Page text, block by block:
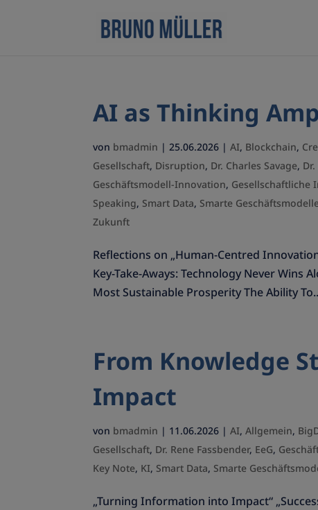
AI as Thinking
von bmadmin |25.06.2026 |AI, Blockchain,
Gesellschaft, Disruption, Dr. Charles Savage,
Geschäftsmodell-Innovation, Gesellschaftliche
Speaking, Smart Data, Smarte Geschäftsmodelle
Zukunft
Reflections on „Human-Centred
Key-Take-Aways: Technology Never Wins
Most Sustainable Prosperity The Ability
From Knowledge
Impact
von bmadmin | 11.06.2026 |AI,Allgemein,
Gesellschaft, Dr. Rene Fassbender, EeG,
Key Note, KI, Smart Data, Smarte
„Turning Information into Impact“